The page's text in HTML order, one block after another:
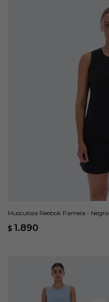
Musculosa Reebok Pamela - Negro
$ 1.890